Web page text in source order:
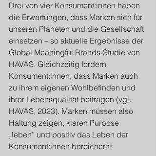
Drei von vier Konsument:innen haben
die Erwartungen, dass Marken sich für
unseren Planeten und die Gesellschaft
einsetzen – so aktuelle Ergebnisse der
Global Meaningful Brands-Studie von
HAVAS. Gleichzeitig fordern
Konsument:innen, dass Marken auch
zu ihrem eigenen Wohlbefinden und
ihrer Lebensqualität beitragen (vgl.
HAVAS, 2023). Marken müssen also
Haltung zeigen, klaren Purpose
„leben“ und positiv das Leben der
Konsument:innen bereichern!